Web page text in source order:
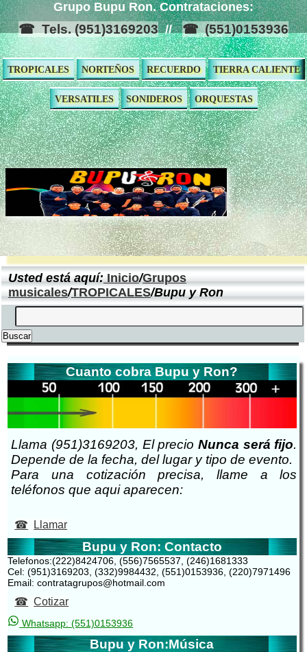
Grupo Bupu Ron. Contrataciones:
Tels. (951)3169203 // (551)0153936
TROPICALES NORTEÑOS RECUERDO TIERRA CALIENTE
VERSATILES SONIDEROS ORQUESTAS
Usted está aquí:Inicio/Grupos
musicales/TROPICALES/Bupu y Ron
Cuanto cobra Bupu y Ron?
Llama (951)3169203, El precio Nunca será fijo.
Depende de la fecha, del lugar y tipo de evento.
Para una cotización precisa, llame a los
teléfonos que aqui aparecen:
Llamar
Bupu y Ron: Contacto
Telefonos:(222)8424706, (556)7565537, (246)1681333
Cel: (951)3169203, (332)9984432, (551)0153936, (220)7971496
Email: contratagrupos@hotmail.com
Cotizar
Whatsapp: (551)0153936
Bupu y Ron:Música